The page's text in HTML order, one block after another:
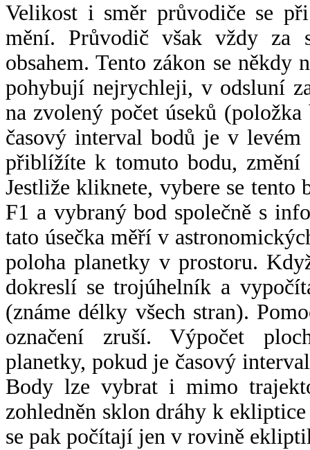
Velikost i směr průvodiče se
mění. Průvodič však vždy za
obsahem. Tento zákon se někdy
pohybují nejrychleji, v odsluní
na zvolený počet úseků
časový interval bodů je v
přiblížíte k tomuto bodu,
Jestliže kliknete, vybere se tento
F1 a vybraný bod společně s
tato úsečka měří v
poloha planetky v prostoru.
dokreslí se trojúhelník a
(známe délky všech stran).
označení zruší. Výpočet
planetky, pokud je časový
Body lze vybrat i mimo
zohledněn sklon dráhy k
se pak počítají jen v rovině